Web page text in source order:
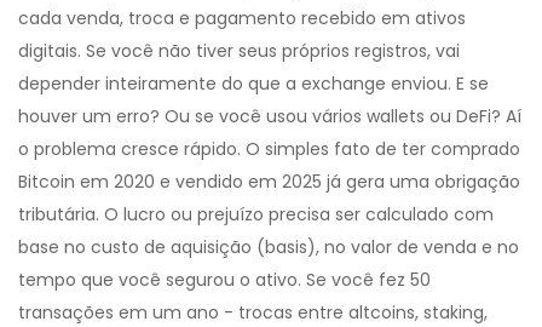
cada venda, troca e pagamento recebido em ativos
digitais. Se você não tiver seus próprios registros, vai
depender inteiramente do que a exchange enviou. E se
houver um erro? Ou se você usou vários wallets ou DeFi? Aí
o problema cresce rápido. O simples fato de ter comprado
Bitcoin em 2020 e vendido em 2025 já gera uma obrigação
tributária. O lucro ou prejuízo precisa ser calculado com
base no custo de aquisição (basis), no valor de venda e no
tempo que você segurou o ativo. Se você fez 50
transações em um ano - trocas entre altcoins, staking,